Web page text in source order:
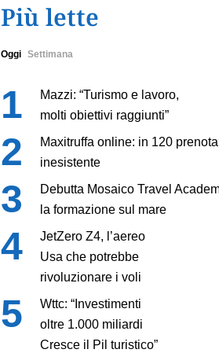
Più lette
Oggi Settimana
Mazzi: “Turismo e lavoro,
molti obiettivi raggiunti”
Maxitruffa online: in 120
inesistente
Debutta Mosaico Travel
la formazione sul mare
JetZero Z4, l’aereo
Usa che potrebbe
rivoluzionare i voli
Wttc: “Investimenti
oltre 1.000 miliardi
Cresce il Pil turistico”